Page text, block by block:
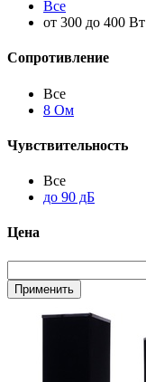
Все
от 300 до 400 Вт
Сопротивление
Все
8 Ом
Чувствительность
Все
до 90 дБ
Цена